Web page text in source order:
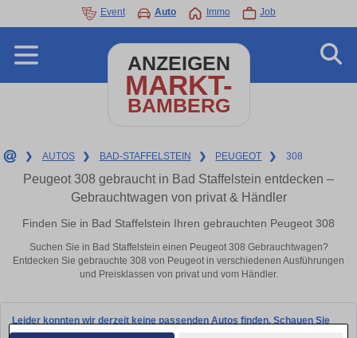
Event Auto Immo Job
ANZEIGEN
MARKT-
BAMBERG
❯ AUTOS ❯ BAD-STAFFELSTEIN ❯ PEUGEOT ❯ 308
Peugeot 308 gebraucht in Bad Staffelstein entdecken –
Gebrauchtwagen von privat & Händler
Finden Sie in Bad Staffelstein Ihren gebrauchten Peugeot 308
Suchen Sie in Bad Staffelstein einen Peugeot 308 Gebrauchtwagen?
Entdecken Sie gebrauchte 308 von Peugeot in verschiedenen Ausführungen
und Preisklassen von privat und vom Händler.
Leider konnten wir derzeit keine passenden Autos finden. Schauen Sie
bald wieder vorbei!